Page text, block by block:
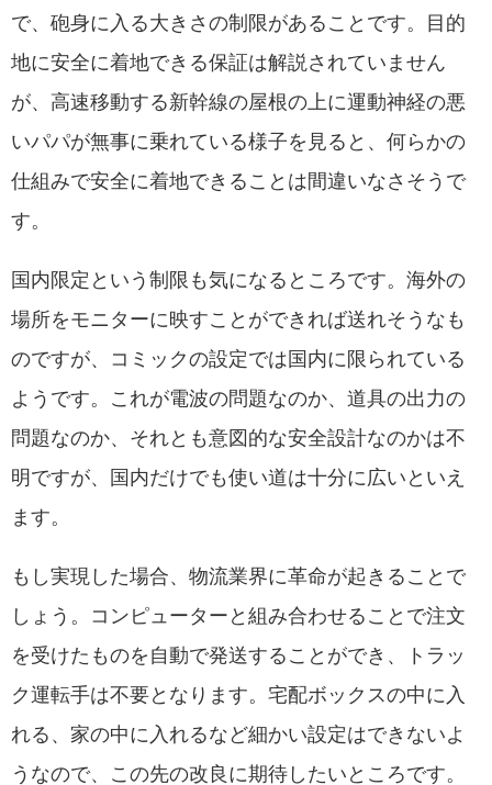
で、砲身に入る大きさの制限があることです。目的
地に安全に着地できる保証は解説されていません
が、高速移動する新幹線の屋根の上に運動神経の悪
いパパが無事に乗れている様子を見ると、何らかの
仕組みで安全に着地できることは間違いなさそうで
す。
国内限定という制限も気になるところです。海外の
場所をモニターに映すことができれば送れそうなも
のですが、コミックの設定では国内に限られている
ようです。これが電波の問題なのか、道具の出力の
問題なのか、それとも意図的な安全設計なのかは不
明ですが、国内だけでも使い道は十分に広いといえ
ます。
もし実現した場合、物流業界に革命が起きることで
しょう。コンピューターと組み合わせることで注文
を受けたものを自動で発送することができ、トラッ
ク運転手は不要となります。宅配ボックスの中に入
れる、家の中に入れるなど細かい設定はできないよ
うなので、この先の改良に期待したいところです。